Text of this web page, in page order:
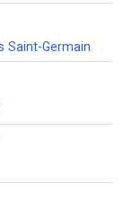
Saint-Germain